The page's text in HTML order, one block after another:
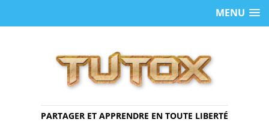
MENU
PARTAGER ET APPRENDRE EN TOUTE LIBERTÉ